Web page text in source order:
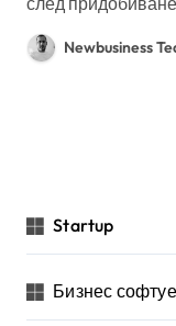
Newbusiness
Startup
Бизнес